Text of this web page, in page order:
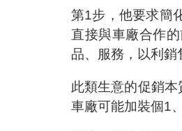
第1步，他要求簡
直接與車廠合作
品、服務，以利銷
此類生意的促銷
車廠可能加裝個1